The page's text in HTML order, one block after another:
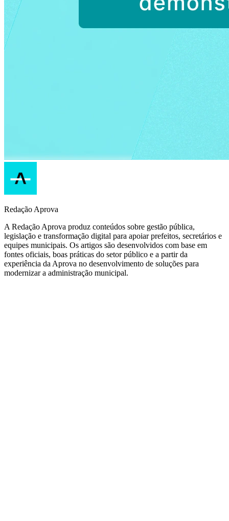
Redação Aprova
A Redação Aprova produz conteúdos sobre gestão pública,
legislação e transformação digital para apoiar prefeitos, secretários e
equipes municipais. Os artigos são desenvolvidos com base em
fontes oficiais, boas práticas do setor público e a partir da
experiência da Aprova no desenvolvimento de soluções para
modernizar a administração municipal.